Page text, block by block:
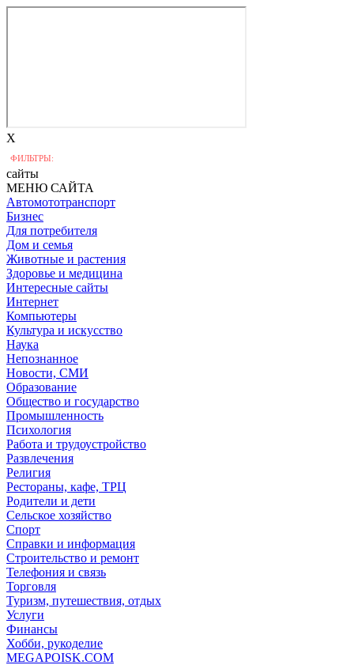
X
ФИЛЬТРЫ:
сайты
МЕНЮ САЙТА
Автомототранспорт
Бизнес
Для потребителя
Дом и семья
Животные и растения
Здоровье и медицина
Интересные сайты
Интернет
Компьютеры
Культура и искусство
Наука
Непознанное
Новости, СМИ
Образование
Общество и государство
Промышленность
Психология
Работа и трудоустройство
Развлечения
Религия
Рестораны, кафе, ТРЦ
Родители и дети
Сельское хозяйство
Спорт
Справки и информация
Строительство и ремонт
Телефония и связь
Торговля
Туризм, путешествия, отдых
Услуги
Финансы
Хобби, рукоделие
MEGAPOISK.COM